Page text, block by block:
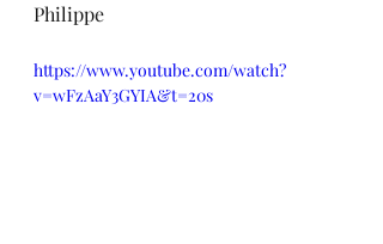
Philippe
https://www.youtube.com/watch?
v=wFzAaY3GYIA&t=20s